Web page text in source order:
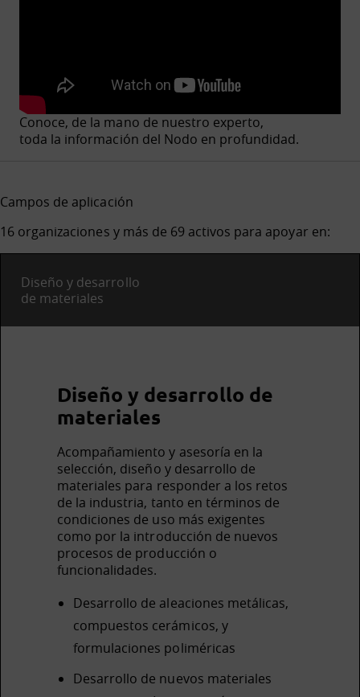
Conoce, de la mano de nuestro experto,
toda la información del Nodo en profundidad.
Campos de aplicación
16 organizaciones y más de 69 activos para apoyar en:
Diseño y desarrollo
de materiales
Diseño y desarrollo de
materiales
Acompañamiento y asesoría en la
selección, diseño y desarrollo de
materiales para responder a los retos
de la industria, tanto en términos de
condiciones de uso más exigentes
como por la introducción de nuevos
procesos de producción o
funcionalidades.
Desarrollo de aleaciones metálicas,
compuestos cerámicos, y
formulaciones poliméricas
Desarrollo de nuevos materiales